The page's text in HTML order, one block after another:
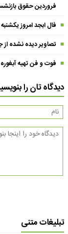
فروردین حقوق
فال ابجد امروز یکشنبه 5 مرداد 1404 | حروف ابجد از تغییرات مثبت خبر می‌دهند !
تصاویر دیده نشده
فوت و فن تهیه
دیدگاه تان را
تبلیغات متنی